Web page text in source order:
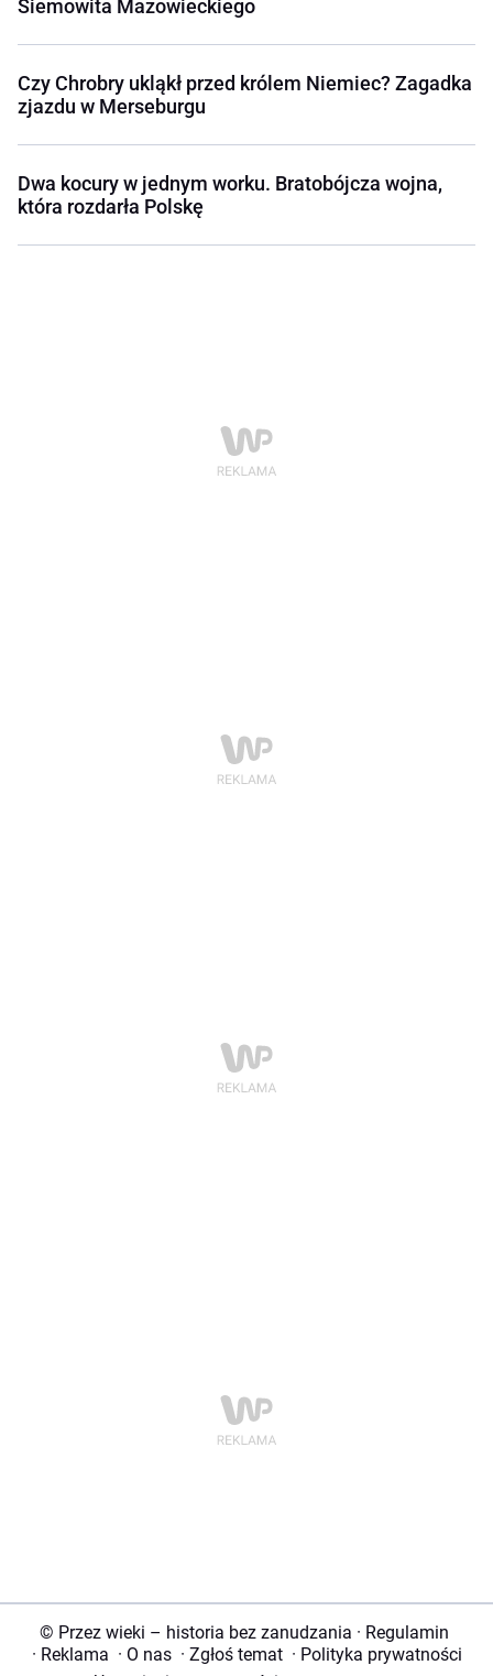
Siemowita Mazowieckiego
Czy Chrobry ukląkł przed królem Niemiec? Zagadka
zjazdu w Merseburgu
Dwa kocury w jednym worku. Bratobójcza wojna,
która rozdarła Polskę
© Przez wieki – historia bez zanudzania · Regulamin
· Reklama · O nas · Zgłoś temat · Polityka prywatności